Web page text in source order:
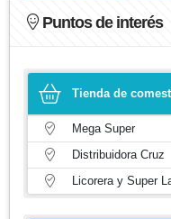
Puntos de interés
Tienda de
Mega Super
Distribuidora Cruz
Licorera y Super